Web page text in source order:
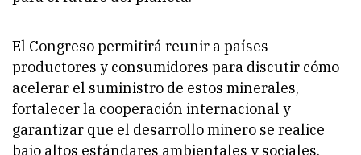
El Congreso permitirá reunir a países
productores y consumidores para discutir cómo
acelerar el suministro de estos minerales,
fortalecer la cooperación internacional y
garantizar que el desarrollo minero se realice
bajo altos estándares ambientales y sociales.